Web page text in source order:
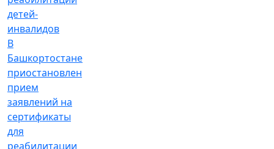
В
Башкортостане
приостановлен
прием
заявлений на
сертификаты
для
реабилитации